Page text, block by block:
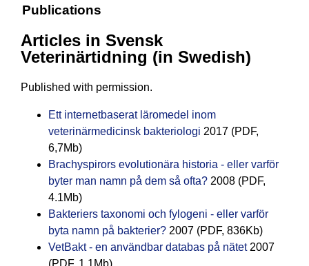
Publications
Articles in Svensk
Veterinärtidning (in Swedish)
Published with permission.
Ett internetbaserat läromedel inom
veterinärmedicinsk bakteriologi 2017 (PDF,
6,7Mb)
Brachyspirors evolutionära historia - eller varför
byter man namn på dem så ofta? 2008 (PDF,
4.1Mb)
Bakteriers taxonomi och fylogeni - eller varför
byta namn på bakterier? 2007 (PDF, 836Kb)
VetBakt - en användbar databas på nätet2007
(PDF, 1.1Mb)